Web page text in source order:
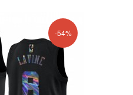
-54%